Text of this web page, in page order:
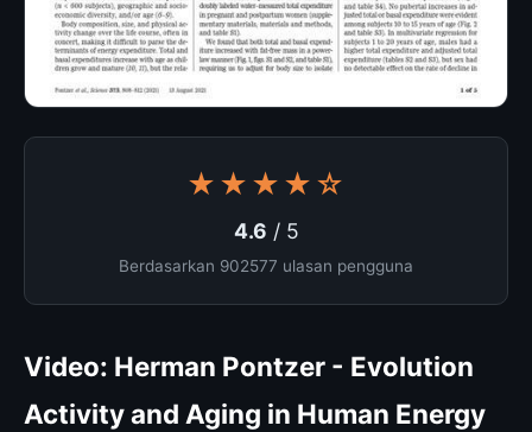
★★★★☆
4.6 / 5
Berdasarkan 902577 ulasan pengguna
Video: Herman Pontzer - Evolution
Activity and Aging in Human Energy